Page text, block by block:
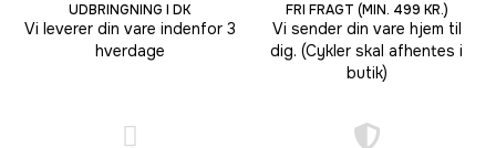
UDBRINGNING I DK
Vi leverer din vare indenfor 3
hverdage
FRI FRAGT (MIN. 499 KR.)
Vi sender din vare hjem til
dig. (Cykler skal afhentes i
butik)